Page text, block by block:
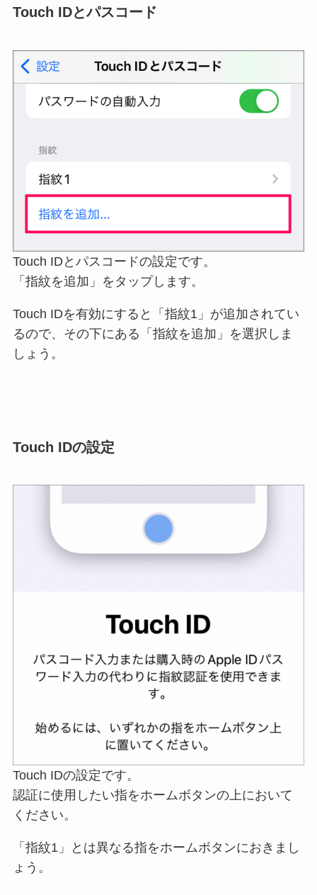
Touch IDとパスコード
Touch IDとパスコードの設定です。
「指紋を追加」をタップします。
Touch IDを有効にすると「指紋1」が追加されてい
るので、その下にある「指紋を追加」を選択しま
しょう。
Touch IDの設定
Touch IDの設定です。
認証に使用したい指をホームボタンの上において
ください。
「指紋1」とは異なる指をホームボタンにおきまし
ょう。